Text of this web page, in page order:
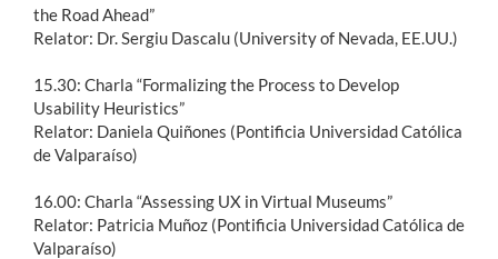
the Road Ahead”
Relator: Dr. Sergiu Dascalu (University of Nevada, EE.UU.)
15.30: Charla “Formalizing the Process to Develop
Usability Heuristics”
Relator: Daniela Quiñones (Pontificia Universidad Católica
de Valparaíso)
16.00: Charla “Assessing UX in Virtual Museums”
Relator: Patricia Muñoz (Pontificia Universidad Católica de
Valparaíso)